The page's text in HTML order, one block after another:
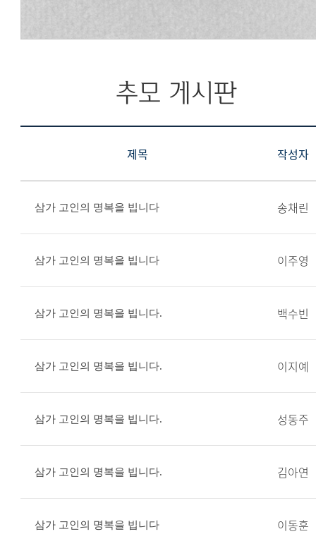
추모 게시판
제목 작성자
삼가 고인의 명복을 빕니다 송채린
삼가 고인의 명복을 빕니다 이주영
삼가 고인의 명복을 빕니다. 백수빈
삼가 고인의 명복을 빕니다. 이지예
삼가 고인의 명복을 빕니다. 성동주
삼가 고인의 명복을 빕니다. 김아연
삼가 고인의 명복을 빕니다 이동훈